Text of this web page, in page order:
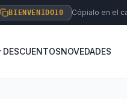
BIENVENIDO10 Cópialo en el
DESCUENTOSNOVEDADES